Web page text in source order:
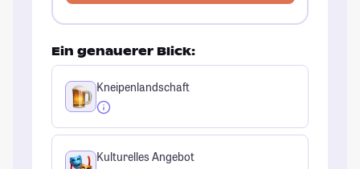
Ein genauerer Blick:
Kneipenlandschaft
Kulturelles Angebot